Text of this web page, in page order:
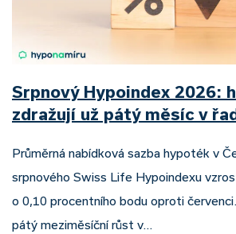
Srpnový Hypoindex 2026:
zdražují už pátý měsíc v
Průměrná nabídková sazba hypoték v
srpnového Swiss Life Hypoindexu
o 0,10 procentního bodu oproti
pátý meziměsíční růst v…